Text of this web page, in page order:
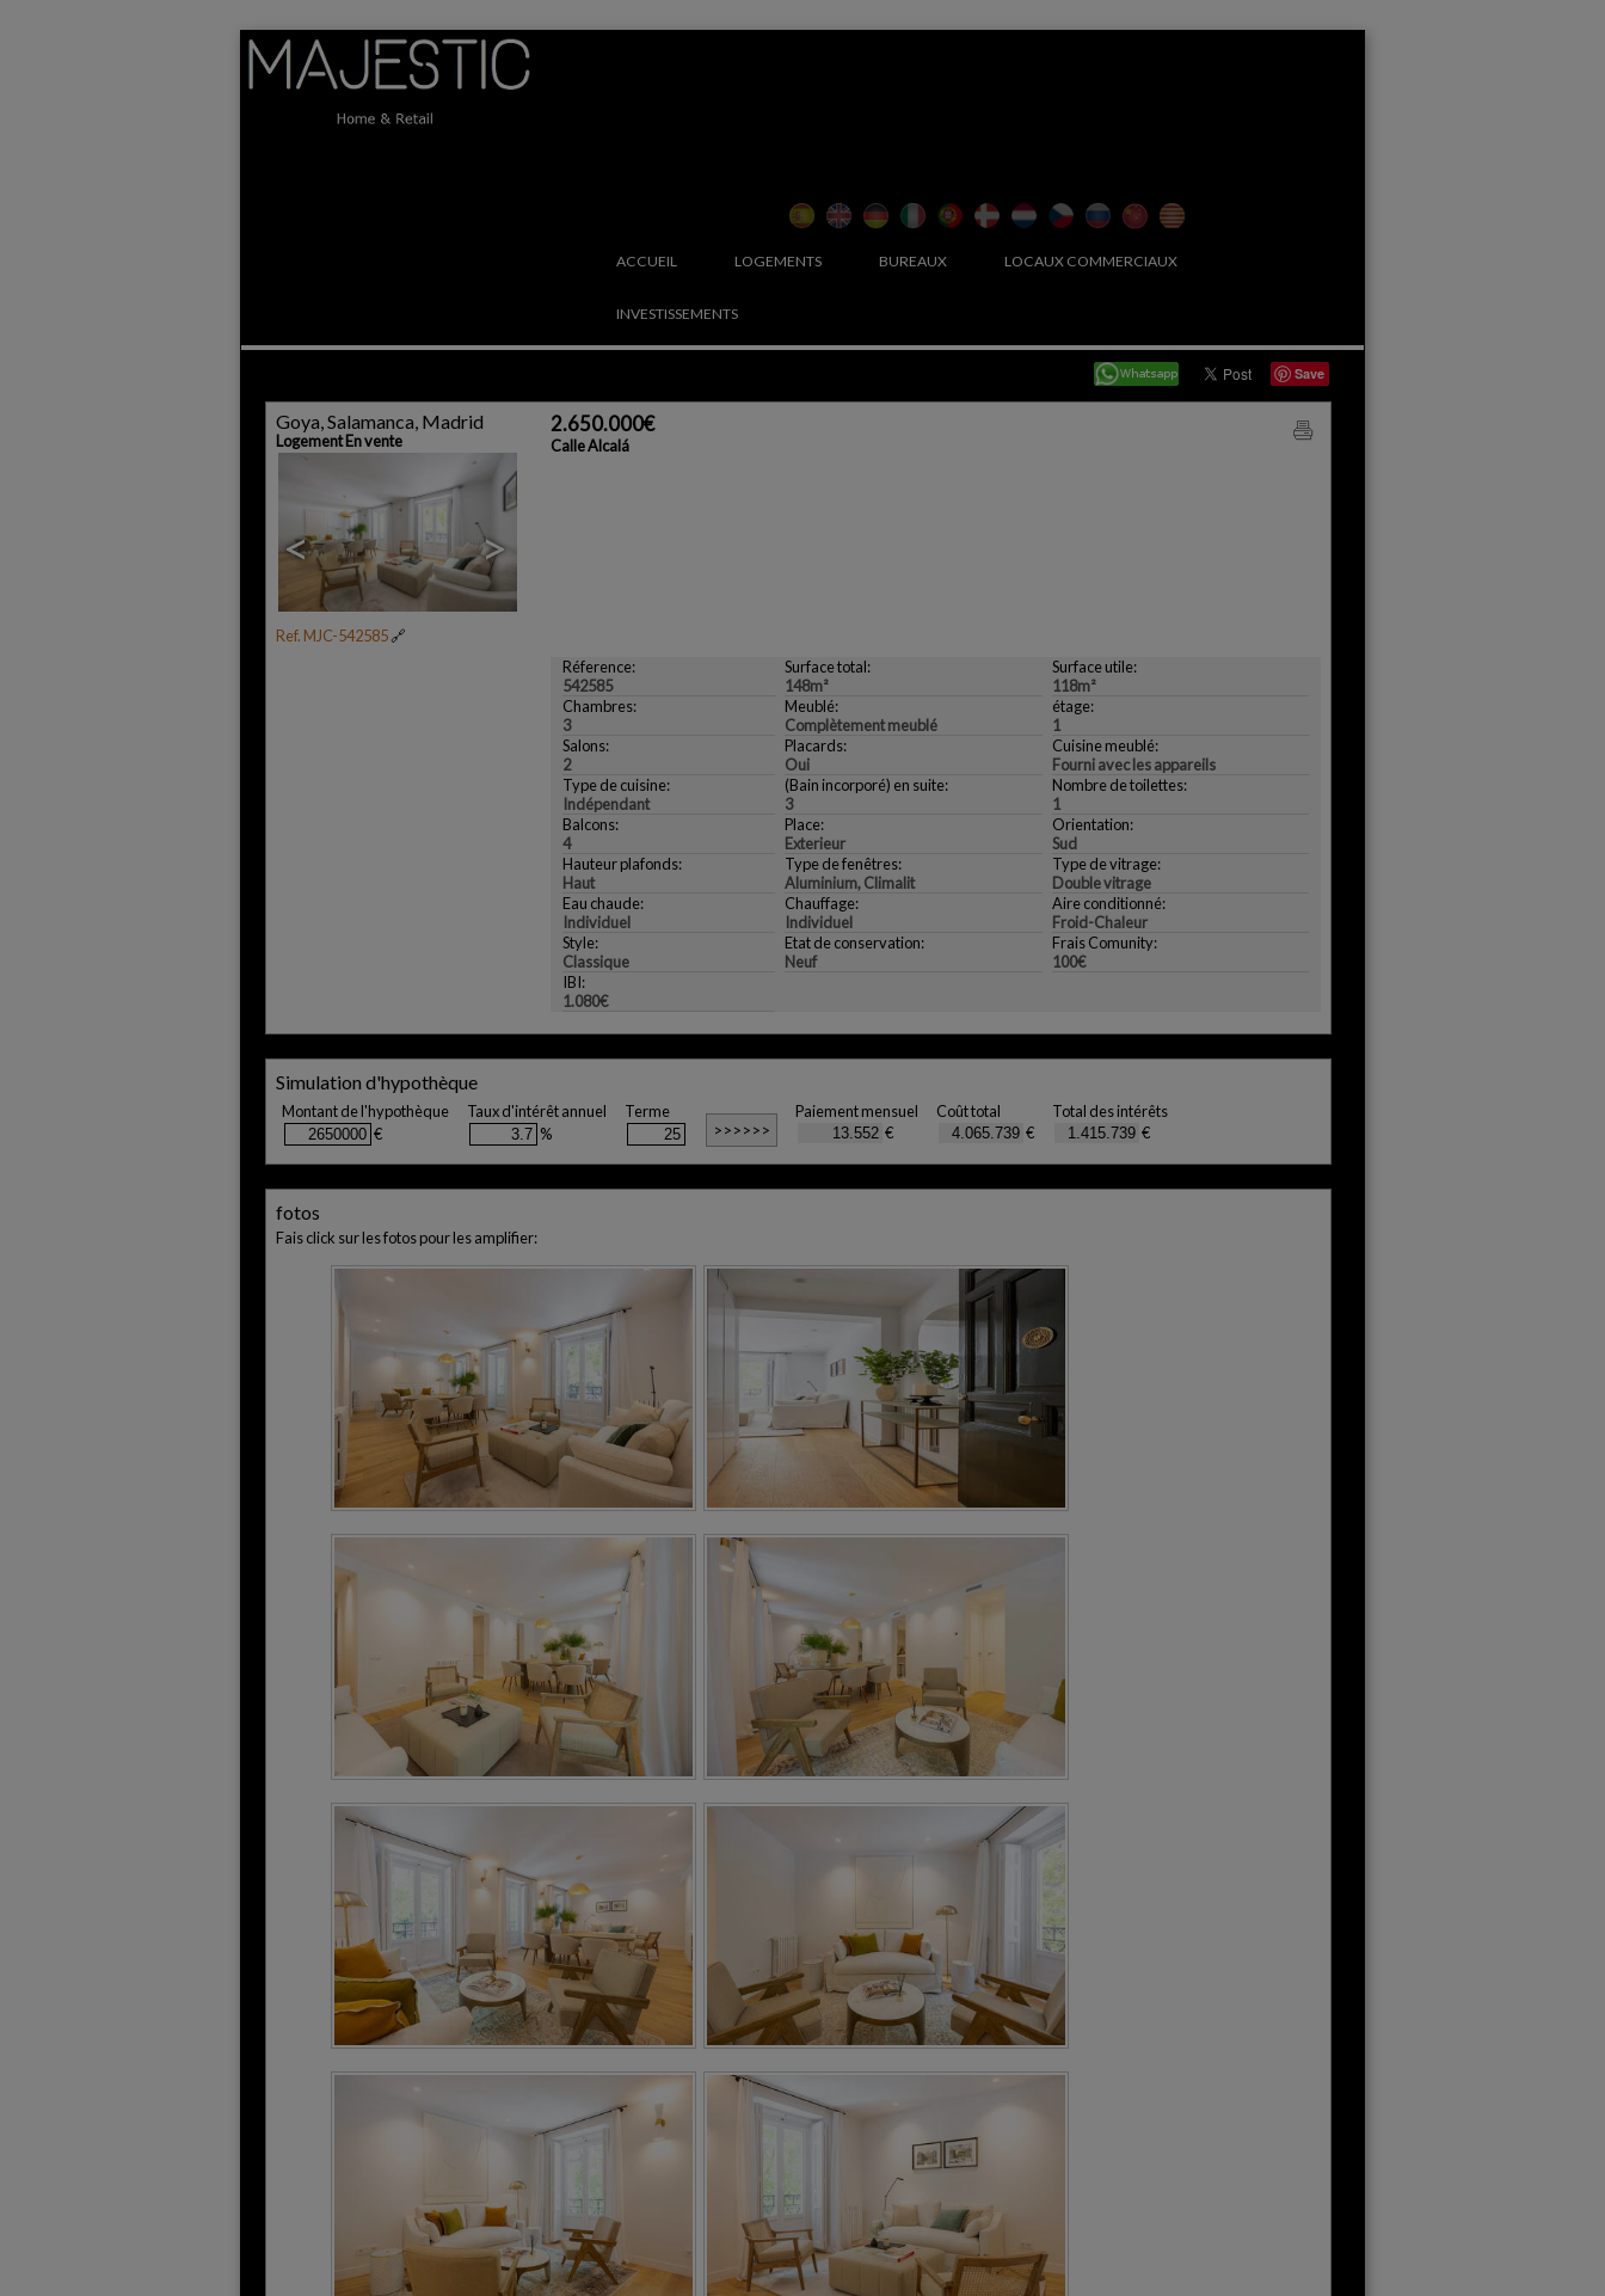
ACCUEIL LOGEMENTS BUREAUX LOCAUX COMMERCIAUX
INVESTISSEMENTS
Save
Goya, Salamanca, Madrid
Logement En vente
< >
Ref. MJC-542585🔗
2.650.000€
Calle Alcalá
Réference:
542585
Surface total:
148m²
Surface utile:
118m²
Chambres:
3
Meublé:
Complètement meublé
étage:
1
Salons:
2
Placards:
Oui
Cuisine meublé:
Fourni avec les appareils
Type de cuisine:
Indépendant
(Bain incorporé) en suite:
3
Nombre de toilettes:
1
Balcons:
4
Place:
Exterieur
Orientation:
Sud
Hauteur plafonds:
Haut
Type de fenêtres:
Aluminium, Climalit
Type de vitrage:
Double vitrage
Eau chaude:
Individuel
Chauffage:
Individuel
Aire conditionné:
Froid-Chaleur
Style:
Classique
Etat de conservation:
Neuf
Frais Comunity:
100€
IBI:
1.080€
Simulation d'hypothèque
Montant de l'hypothèque
€
Taux d'intérêt annuel
%
Terme
Paiement mensuel
€
Coût total
€
Total des intérêts
€
fotos
Fais click sur les fotos pour les amplifier: